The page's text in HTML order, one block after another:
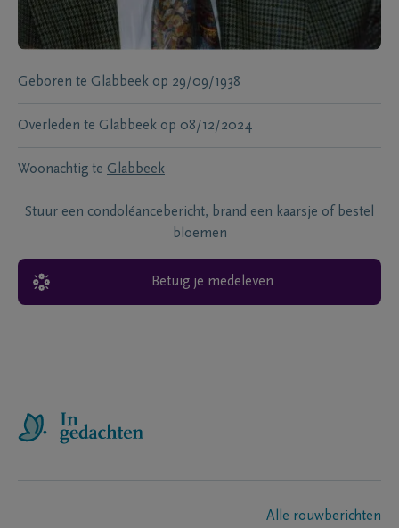
Geboren te Glabbeek op 29/09/1938
Overleden te Glabbeek op 08/12/2024
Woonachtig te Glabbeek
Stuur een condoléancebericht, brand een kaarsje of bestel
bloemen
Betuig je medeleven
Alle rouwberichten